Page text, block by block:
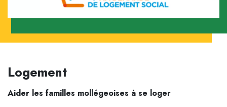
Logement
Aider les familles mollégeoises à se loger